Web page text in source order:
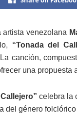
artista venezolana
“Tonada del
canción,
una propuesta
celebra la
del género